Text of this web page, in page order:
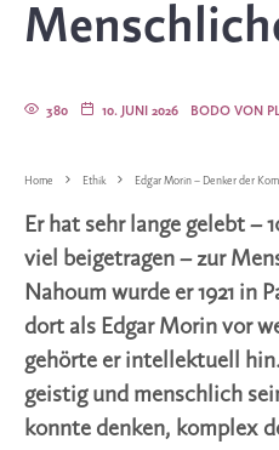
BODO VON
10. JUNI 2026
380
Home Ethik Edgar Morin – Denker der
Er hat sehr lange gelebt –
viel beigetragen – zur
Nahoum wurde er 1921 in
dort als Edgar Morin vor
gehörte er intellektuell
geistig und menschlich
konnte denken, komplex